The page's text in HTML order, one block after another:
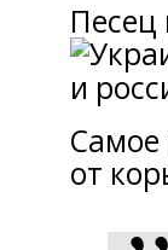
Песец
Самое
от